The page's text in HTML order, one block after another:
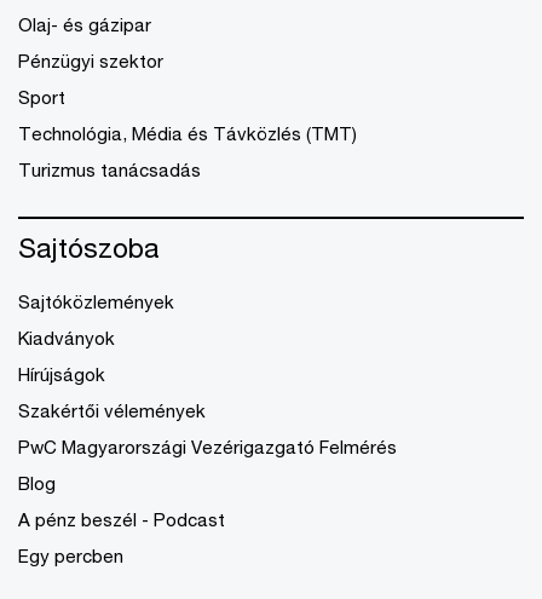
Olaj- és gázipar
Pénzügyi szektor
Sport
Technológia, Média és Távközlés (TMT)
Turizmus tanácsadás
Sajtószoba
Sajtóközlemények
Kiadványok
Hírújságok
Szakértői vélemények
PwC Magyarországi Vezérigazgató Felmérés
Blog
A pénz beszél - Podcast
Egy percben